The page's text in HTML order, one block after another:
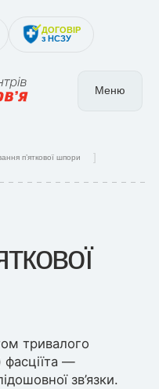
ДОГОВІР
з НСЗУ
Меню
п’яткової шпори
тривалого
фасціїта —
зв’язки.